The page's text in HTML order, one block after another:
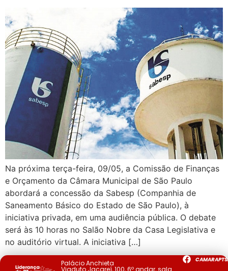
Na próxima terça-feira, 09/05, a Comissão de Finanças
e Orçamento da Câmara Municipal de São Paulo
abordará a concessão da Sabesp (Companhia de
Saneamento Básico do Estado de São Paulo), à
iniciativa privada, em uma audiência pública. O debate
será às 10 horas no Salão Nobre da Casa Legislativa e
no auditório virtual. A iniciativa […]
Palácio Anchieta